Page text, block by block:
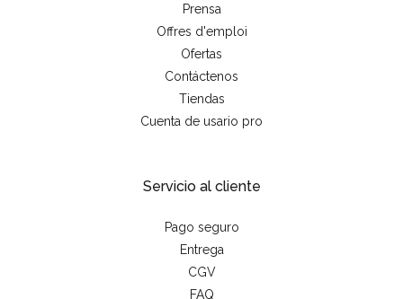
Prensa
Offres d'emploi
Ofertas
Contáctenos
Tiendas
Cuenta de usario pro
Servicio al cliente
Pago seguro
Entrega
CGV
FAQ